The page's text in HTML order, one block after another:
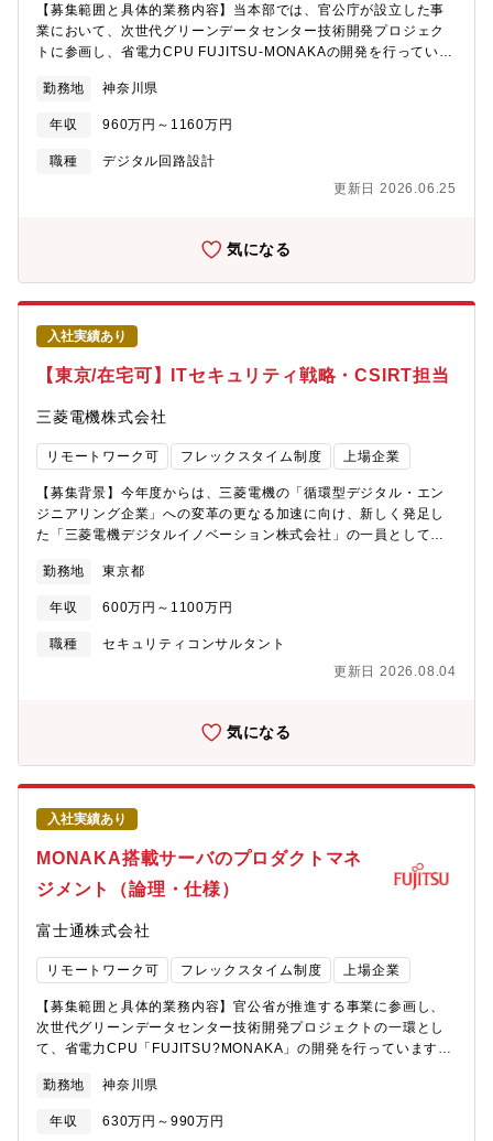
ジメントを高める活動にも力を入れており、定着する職場環境の
風土醸成が心がけられております。
ューティング開発本部【組織としてのミッション】持続可能なデ
ジタル社会を実現すべく、世界トップのテクノロジー開発に挑戦
し、スピーディに新たなコンピューティングプラットフォームを
創り上げる【募集背景と応募者へのメッセージ】開発規模の拡大
はハードウェア開発のメンバー（サブリーダークラス）として、
とができるため、幅広い開発経験を積むことができます。【会社
の魅力】■働き方について ・全社で年間80％以上の在宅勤務活用
ィスは1,900拠点で場所を選ばず勤務可。・ドレスコードの自由化
部組織エンゲージメントを高める活動にも力を入れており、定着
【募集範囲と具体的業務内容】当本部では、官公庁が設立した事
業において、次世代グリーンデータセンター技術開発プロジェク
トに参画し、省電力CPU FUJITSU-MONAKAの開発を行っていま
ター/AIシステム向けサーバ装置のハードウェア開発（装置仕様開
発）を担当いただきます。【個人に期待する役割やミッション】
FUJITSU-MONAKAを採用したサーバのシステムハードウェア
（プリント基板を含む装置全体のハードウェア）の装置仕様開発
法を各仕様書に落とし込む業務を担います。ファームウェアとハ
の実現性の観点から商品仕様の変更を提案することもあり、仕様
決定に広く携わることのできる非常にやりがいのある仕事です。
社内のCPU開発チーム、ファームウェア開発チーム、筐体開発チ
ーム、及び、社外部品ベンダ、ODMベンダなど複数の社内外関係
者と密に連携し、装置仕様開発を実施。装置仕様書（ハードウェ
ア構成や基本機能、各製品モデルの概要）、装置論理仕様書（ソ
フトウェアからみた論理的な構成や動作、主なデバイスの情報
等）、装置制御仕様書等、一連の装置仕様開発（各仕様書の作
成）業務をリーダーとして推進いただきます。本ポジションはサ
ーバの一連の装置仕様開発を経験できる役割であり、将来的には
マネージャーへとステップアップし、より広い範囲での開発を担
う人材として成長いただくことを期待しています。【仕事の魅
力・やりがい】・スーパーコンピュータ「富岳」を開発した技術
者集団の一員として、最先端テクノロジを活用した富士通のサー
バ開発に携わることができます。・自身の策定した仕様がサーバ
ます。・海外ODM・EMSベンダを含む社外パートナーとの協業を
げていきます。【配属先】先端コンピューティング開発本部【組
織としてのミッション】持続可能なデジタル社会を実現すべく、
ンピューティングプラットフォームを創り上げる【会社の魅力】■
タイム無しのフレックスタイム制、子育て、介護、私用問わず私
生活に合わせた働き方が実現可能。 ・サテライトオフィスは
1,900拠点で場所を選ばず勤務可。・ドレスコードの自由化や、活
き活きと働くための社内カルチャーの変革にも積極的に取り組み
中。 ■キャリアについて ・自律的なキャリア形成を推進し、グル
ープ全体でポスティング制度やFA制度が利用可能。 ・各部組織エ
ンゲージメントを高める活動にも力を入れており、定着する職場
環境の風土醸成が心がけられております。
勤務地 神奈川県
年収 960万円～1160万円
職種
デジタル回路設計
更新日 2026.06.25
気になる
入社実績あり
【東京/在宅可】ITセキュリティ戦略・CSIRT担当
三菱電機株式会社
リモートワーク可 フレックスタイム制度 上場企業
【募集背景】今年度からは、三菱電機の「循環型デジタル・エン
ジニアリング企業」への変革の更なる加速に向け、新しく発足し
た「三菱電機デジタルイノベーション株式会社」の一員として、
今後、三菱電機グループの情報セキュリティ強化に加え、セキュ
リティ事業への貢献の視点で活動範囲を広げていくにあたり、即
戦力となる人員を求めています。なお、本求人は三菱電機株式会
社へ入社後、25年4月1日付設立の「三菱電機デジタルイノベーシ
概要は以下のニュースリリースを参照ください。＜DX・IT戦略の
https://www.mitsubishielectric.co.jp/news/2024/1113.html?
cid=rss【業務内容】同社および関係会社におけるサイバーセキュ
リティ対策の施策立案、構築、運用及びインシデント対応に関す
る業務全般を担当いただきます。■具体的に：(1)サイバーセキュ
リティ対策全般の企画・推進ITセキュリティ業務（セキュリティ
ポリシーに該当する社内規定及び技術標準文書の策定、維持展開/
脆弱性や脅威情報の収集/脆弱性管理/WEBやエンドポイント、サ
ーバ、クラウドなどに対する各種セキュリティ施策の運営および
セキュリティ強化、モダナイズに向けた施策の企画・プロジェク
電機グループ内の情報システムの管理者向けのセキュリティ教育
の企画・運営）(2)CSIRT関連業務サイバー攻撃監視基盤の構築・
運用、日々のサイバー攻撃監視、インシデントハンドリング、社
たっての教育・訓練など(3)海外ITインフラ・セキュリティの刷新
海外関係会社を対象にITインフラ・セキュリティ施策に関して運
用体制面を含めたあるべき姿に向けた検討。検討した内容に基づ
いた施策の企画・推進【キャリアパス】当面の間は、同室にてご
培っていただいた情報セキュリティに係るご経験を活かすことが
勤務地 東京都
年収 600万円～1100万円
職種
セキュリティコンサルタント
更新日 2026.08.04
気になる
入社実績あり
MONAKA搭載サーバのプロダクトマネ
ジメント（論理・仕様）
富士通株式会社
リモートワーク可 フレックスタイム制度 上場企業
【募集範囲と具体的業務内容】官公省が推進する事業に参画し、
次世代グリーンデータセンター技術開発プロジェクトの一環とし
て、省電力CPU「FUJITSU?MONAKA」の開発を行っています。
けるプロダクトマネジメントチームの実務担当として、サーバの
論理構成・制御・監視に関する「上位の要求仕様」を定義する役
割です。論理仕様や制御仕様の詳細設計・実装検討を行うポジシ
勤務地 神奈川県
年収 630万円～990万円